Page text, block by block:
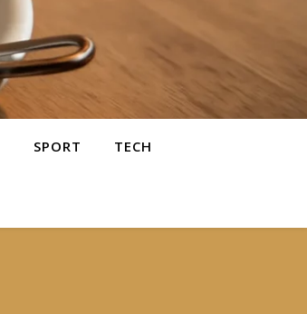
SPORT TECH